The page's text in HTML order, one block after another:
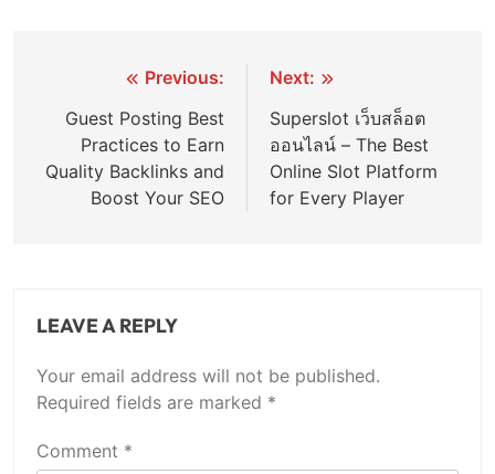
navigation
Previous:
Guest Posting Best
Practices to Earn
Quality Backlinks and
Boost Your SEO
Next:
Superslot เว็บสล็อต
ออนไลน์ – The Best
Online Slot Platform
for Every Player
LEAVE A REPLY
Your email address will not be published.
Required fields are marked *
Comment *